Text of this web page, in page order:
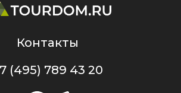
Контакты
(495) 789 43 20